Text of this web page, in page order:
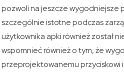
pozwoli na jeszcze wygodniejsze
szczególnie istotne podczas
użytkownika apki również został
wspomnieć również o tym, że
przeprojektowanemu przyciskowi